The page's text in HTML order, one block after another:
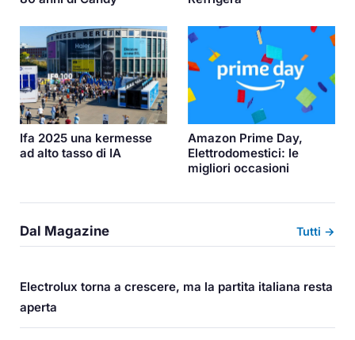
Ifa 2025 una kermesse
ad alto tasso di IA
Amazon Prime Day,
Elettrodomestici: le
migliori occasioni
Dal Magazine Tutti →
Electrolux torna a crescere, ma la partita italiana resta
aperta